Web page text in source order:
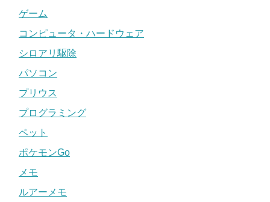
ゲーム
コンピュータ・ハードウェア
シロアリ駆除
パソコン
プリウス
プログラミング
ペット
ポケモンGo
メモ
ルアーメモ